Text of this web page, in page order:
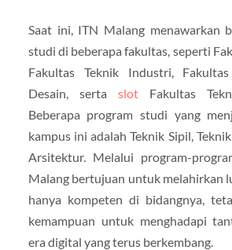
Saat ini, ITN Malang menawarkan
studi di beberapa fakultas, seperti
Fakultas Teknik Industri,
Desain, serta slotFakultas
Beberapa program studi yang
kampus ini adalah Teknik Sipil,
Arsitektur. Melalui program-
Malang bertujuan untuk melahirkan
hanya kompeten di bidangnya,
kemampuan untuk menghadapi
era digital yang terus berkembang.